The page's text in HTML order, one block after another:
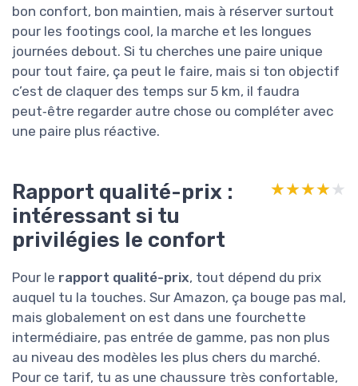
bon confort, bon maintien, mais à réserver surtout
pour les footings cool, la marche et les longues
journées debout. Si tu cherches une paire unique
pour tout faire, ça peut le faire, mais si ton objectif
c’est de claquer des temps sur 5 km, il faudra
peut‑être regarder autre chose ou compléter avec
une paire plus réactive.
Rapport qualité-prix :
intéressant si tu
privilégies le confort
★★★★★
★★★★★
Pour le rapport qualité-prix, tout dépend du prix
auquel tu la touches. Sur Amazon, ça bouge pas mal,
mais globalement on est dans une fourchette
intermédiaire, pas entrée de gamme, pas non plus
au niveau des modèles les plus chers du marché.
Pour ce tarif, tu as une chaussure très confortable,